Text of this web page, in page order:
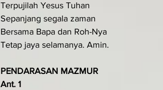
Terpujilah Yesus Tuhan
Sepanjang segala zaman
Bersama Bapa dan Roh-Nya
Tetap jaya selamanya. Amin.
PENDARASAN MAZMUR
Ant. 1